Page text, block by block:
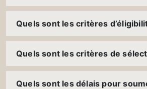
Quels sont les critères
Quels sont les critères de